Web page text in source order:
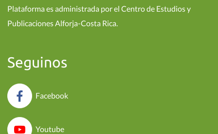
Plataforma es administrada por el Centro de Estudios y
Publicaciones Alforja-Costa Rica.
Seguinos
Facebook
Youtube